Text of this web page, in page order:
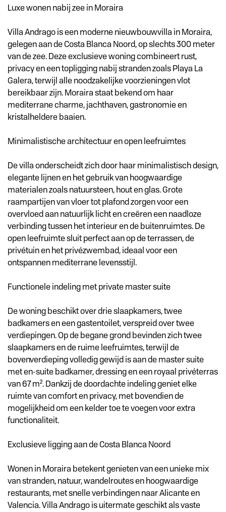
Omschrijving
Luxe wonen nabij zee in Moraira
Villa Andrago is een moderne nieuwbouwvilla in Moraira,
gelegen aan de Costa Blanca Noord, op slechts 300 meter
van de zee. Deze exclusieve woning combineert rust,
privacy en een topligging nabij stranden zoals Playa La
Galera, terwijl alle noodzakelijke voorzieningen vlot
bereikbaar zijn. Moraira staat bekend om haar
mediterrane charme, jachthaven, gastronomie en
kristalheldere baaien.
Minimalistische architectuur en open leefruimtes
De villa onderscheidt zich door haar minimalistisch design,
elegante lijnen en het gebruik van hoogwaardige
materialen zoals natuursteen, hout en glas. Grote
raampartijen van vloer tot plafond zorgen voor een
overvloed aan natuurlijk licht en creëren een naadloze
verbinding tussen het interieur en de buitenruimtes. De
open leefruimte sluit perfect aan op de terrassen, de
privétuin en het privézwembad, ideaal voor een
ontspannen mediterrane levensstijl.
Functionele indeling met private master suite
De woning beschikt over drie slaapkamers, twee
badkamers en een gastentoilet, verspreid over twee
verdiepingen. Op de begane grond bevinden zich twee
slaapkamers en de ruime leefruimtes, terwijl de
bovenverdieping volledig gewijd is aan de master suite
met en-suite badkamer, dressing en een royaal privéterras
van 67 m². Dankzij de doordachte indeling geniet elke
ruimte van comfort en privacy, met bovendien de
mogelijkheid om een kelder toe te voegen voor extra
functionaliteit.
Exclusieve ligging aan de Costa Blanca Noord
Wonen in Moraira betekent genieten van een unieke mix
van stranden, natuur, wandelroutes en hoogwaardige
restaurants, met snelle verbindingen naar Alicante en
Valencia. Villa Andrago is uitermate geschikt als vaste